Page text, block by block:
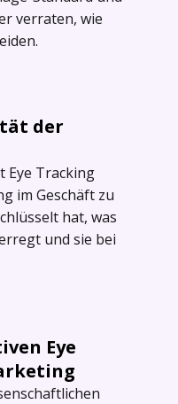
verraten, wie
der
Eye Tracking
im Geschäft zu
hat, was
und sie bei
Eye